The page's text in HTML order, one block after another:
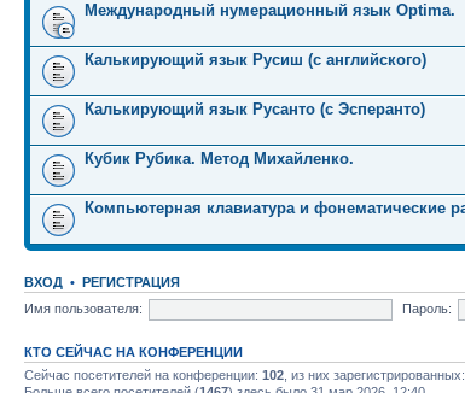
Международный нумерационный язык Optima.
Калькирующий язык Русиш (с английского)
Калькирующий язык Русанто (с Эсперанто)
Кубик Рубика. Метод Михайленко.
Компьютерная клавиатура и фонематические
ВХОД • РЕГИСТРАЦИЯ
Имя пользователя:
Пароль:
КТО СЕЙЧАС НА КОНФЕРЕНЦИИ
Сейчас посетителей на конференции: 102 , из них